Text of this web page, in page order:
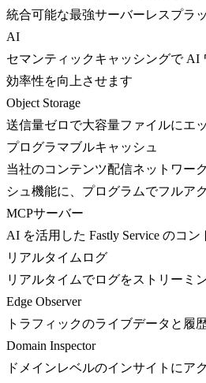
統合可能な最強サーバーレスプラ
AI
セマンティックキャッシングで AI
効率性を向上させます
Object Storage
送信量ゼロで大容量ファイルにエ
プログラマブルキャッシュ
当社のコンテンツ配信ネットワー
シュ機能に、プログラムでフルア
MCPサーバー
AI を活用した Fastly Service のコン
リアルタイムログ
リアルタイムでログをストリーミ
Edge Observer
トラフィックのライブデータと履
Domain Inspector
ドメインレベルのインサイトにア